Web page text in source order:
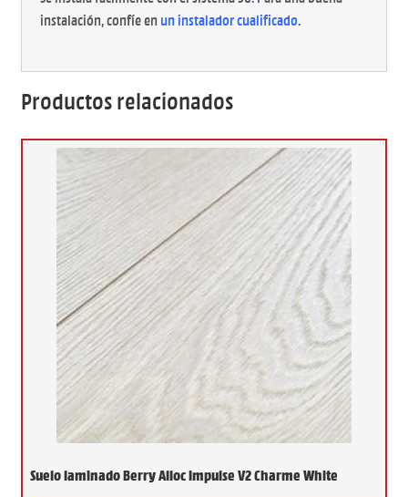
instalación, confíe en un instalador cualificado.
Productos relacionados
Suelo laminado Berry Alloc Impulse V2 Charme White